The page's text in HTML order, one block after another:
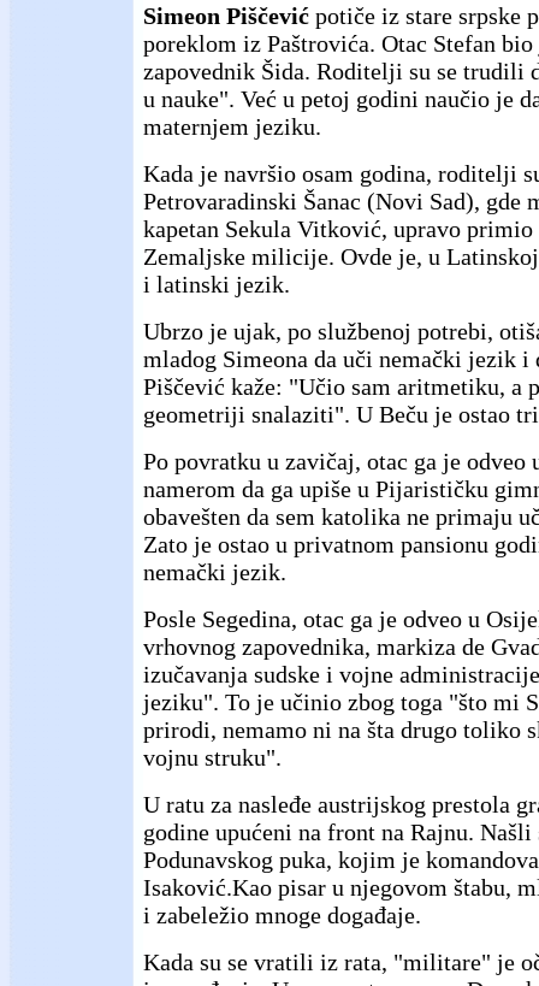
Simeon Piščević potiče iz stare srpske
poreklom iz Paštrovića. Otac Stefan
zapovednik Šida. Roditelji su se trudili
u nauke". Već u petoj godini naučio je
maternjem jeziku.
Kada je navršio osam godina, roditelji
Petrovaradinski Šanac (Novi Sad), gde
kapetan Sekula Vitković, upravo primio
Zemaljske milicije. Ovde je, u
i latinski jezik.
Ubrzo je ujak, po službenoj potrebi,
mladog Simeona da uči nemački jezik i
Piščević kaže: "Učio sam aritmetiku, a
geometriji snalaziti". U Beču je ostao
Po povratku u zavičaj, otac ga je odveo
namerom da ga upiše u Pijarističku
obavešten da sem katolika ne primaju
Zato je ostao u privatnom pansionu
nemački jezik.
Posle Segedina, otac ga je odveo u
vrhovnog zapovednika, markiza de
izučavanja sudske i vojne
jeziku". To je učinio zbog toga "što mi
prirodi, nemamo ni na šta drugo toliko
vojnu struku".
U ratu za nasleđe austrijskog prestola
godine upućeni na front na Rajnu. Našli
Podunavskog puka, kojim je
Isaković.Kao pisar u njegovom štabu,
i zabeležio mnoge događaje.
Kada su se vratili iz rata, "militare" je